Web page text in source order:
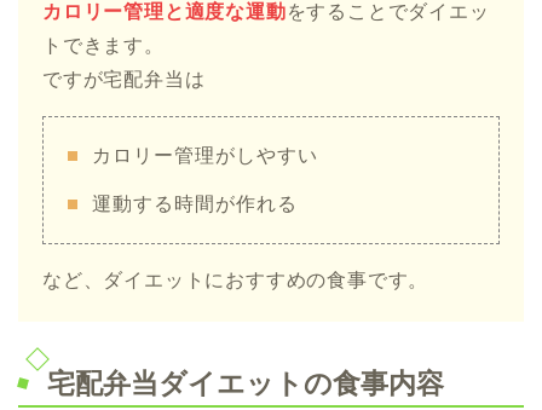
カロリー管理と適度な運動をすることでダイエッ
トできます。
ですが宅配弁当は
カロリー管理がしやすい
運動する時間が作れる
など、ダイエットにおすすめの食事です。
宅配弁当ダイエットの食事内容